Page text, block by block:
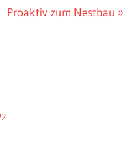
Nächster
Proaktiv zum Nestbau